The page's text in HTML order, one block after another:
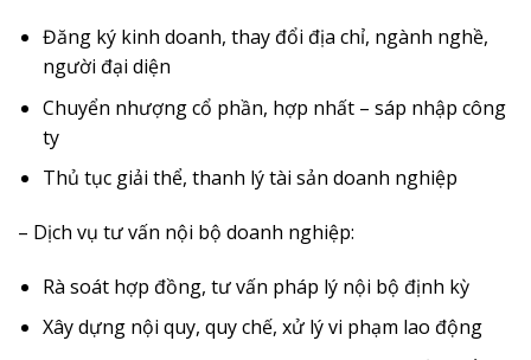
Đăng ký kinh doanh, thay đổi địa chỉ, ngành nghề,
người đại diện
Chuyển nhượng cổ phần, hợp nhất – sáp nhập công
ty
Thủ tục giải thể, thanh lý tài sản doanh nghiệp
– Dịch vụ tư vấn nội bộ doanh nghiệp:
Rà soát hợp đồng, tư vấn pháp lý nội bộ định kỳ
Xây dựng nội quy, quy chế, xử lý vi phạm lao động